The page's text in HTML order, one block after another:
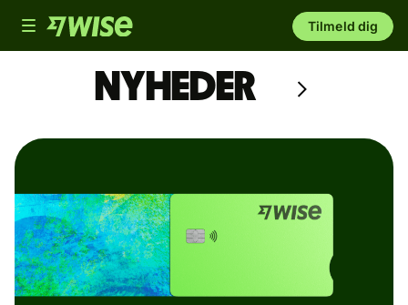
Toggle
navigation
Tilmeld dig
Nyheder